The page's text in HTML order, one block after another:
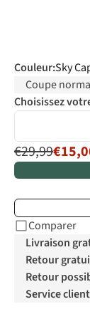
Couleur:Sky
Coupe
Choisissez
€29,99
Comparer
Livraison
Retour
Retour
Service